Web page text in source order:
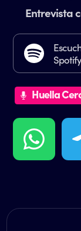
Entrevista
Spotify
Huella